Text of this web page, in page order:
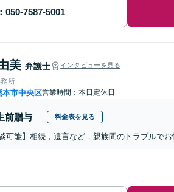
美 弁護士 インタビューを見る
所
本市中央区営業時間：本日定休日
前贈与 料金表を見る
談可能】相続，遺言など，親族間のトラブルで